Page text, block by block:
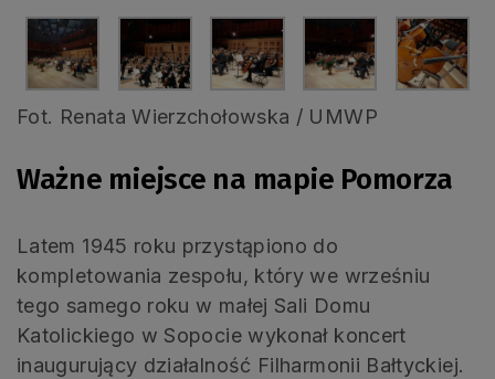
Fot. Renata Wierzchołowska / UMWP
Ważne miejsce na mapie Pomorza
Latem 1945 roku przystąpiono do
kompletowania zespołu, który we wrześniu
tego samego roku w małej Sali Domu
Katolickiego w Sopocie wykonał koncert
inaugurujący działalność Filharmonii Bałtyckiej.